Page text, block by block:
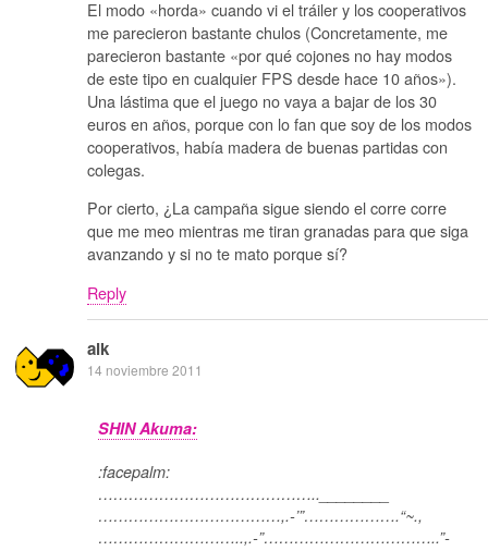
El modo «horda» cuando vi el tráiler y los cooperativos
me parecieron bastante chulos (Concretamente, me
parecieron bastante «por qué cojones no hay modos
de este tipo en cualquier FPS desde hace 10 años»).
Una lástima que el juego no vaya a bajar de los 30
euros en años, porque con lo fan que soy de los modos
cooperativos, había madera de buenas partidas con
colegas.
Por cierto, ¿La campaña sigue siendo el corre corre
que me meo mientras me tiran granadas para que siga
avanzando y si no te mato porque sí?
Reply
alk
14 noviembre 2011
SHIN Akuma:
:facepalm:
……………………………………..________
………………………………,.-’”……………….“~.,
………………………..,.-”……………………………..”-